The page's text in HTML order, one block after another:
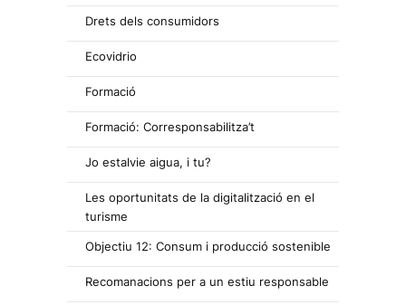
Drets dels consumidors
Ecovidrio
Formació
Formació: Corresponsabilitza’t
Jo estalvie aigua, i tu?
Les oportunitats de la digitalització en el
turisme
Objectiu 12: Consum i producció sostenible
Recomanacions per a un estiu responsable